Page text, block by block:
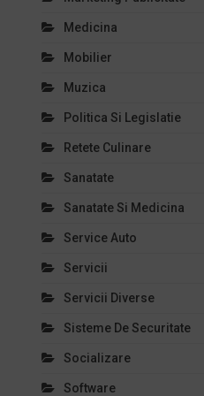
Medicina
Mobilier
Muzica
Politica Si Legislatie
Retete Culinare
Sanatate
Sanatate Si Medicina
Service Auto
Servicii
Servicii Diverse
Sisteme De Securitate
Socializare
Software